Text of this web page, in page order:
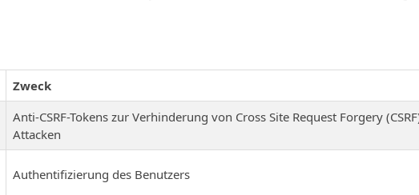
Zweck
Anti-CSRF-Tokens zur Verhinderung von Cross Site Request Forgery
Attacken
Authentifizierung des Benutzers